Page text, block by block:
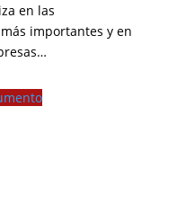
en las
importantes y en